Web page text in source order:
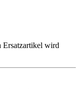
Ersatzartikel wird